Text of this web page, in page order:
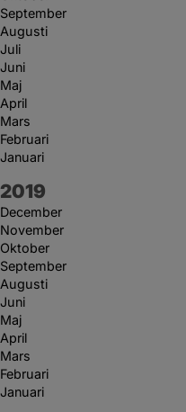
September
Augusti
Juli
Juni
Maj
April
Mars
Februari
Januari
År:
2019
December
November
Oktober
September
Augusti
Juni
Maj
April
Mars
Februari
Januari